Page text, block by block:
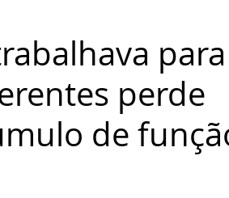
para
perde
de